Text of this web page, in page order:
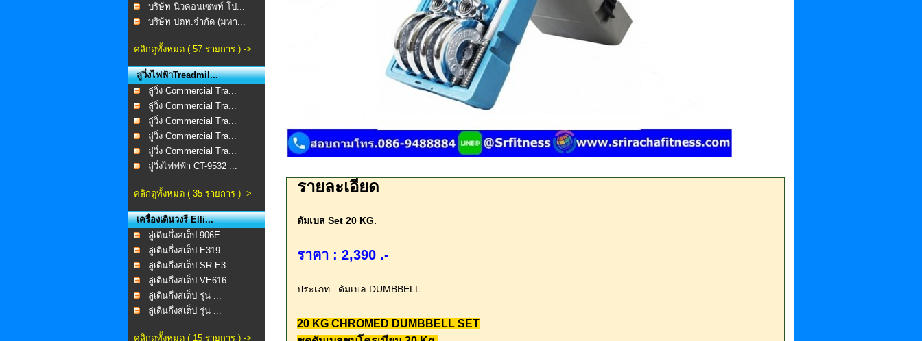
บริษัท นิวคอนเซพท์ โป...
บริษัท ปตท.จำกัด (มหา...
คลิกดูทั้งหมด ( 57 รายการ ) ->
ลู่วิ่งไฟฟ้าTreadmil...
ลู่วิ่ง Commercial Tra...
ลู่วิ่ง Commercial Tra...
ลู่วิ่ง Commercial Tra...
ลู่วิ่ง Commercial Tra...
ลู่วิ่ง Commercial Tra...
ลู่วิ่งไฟฟฟ้า CT-9532 ...
คลิกดูทั้งหมด ( 35 รายการ ) ->
เครื่องเดินวงรี Elli...
ลู่เดินกึ่งสเต็ป 906E
ลู่เดินกึ่งสเต็ป E319
ลู่เดินกึ่งสเต็ป SR-E3...
ลู่เดินกึ่งสเต็ป VE616
ลู่เดินกึ่งสเต็ป รุ่น ...
ลู่เดินกึ่งสเต็ป รุ่น ...
คลิกดูทั้งหมด ( 15 รายการ ) ->
รายละเอียด
ดัมเบล Set 20 KG.
ราคา : 2,390 .-
ประเภท : ดัมเบล DUMBBELL
20 KG CHROMED DUMBBELL SET